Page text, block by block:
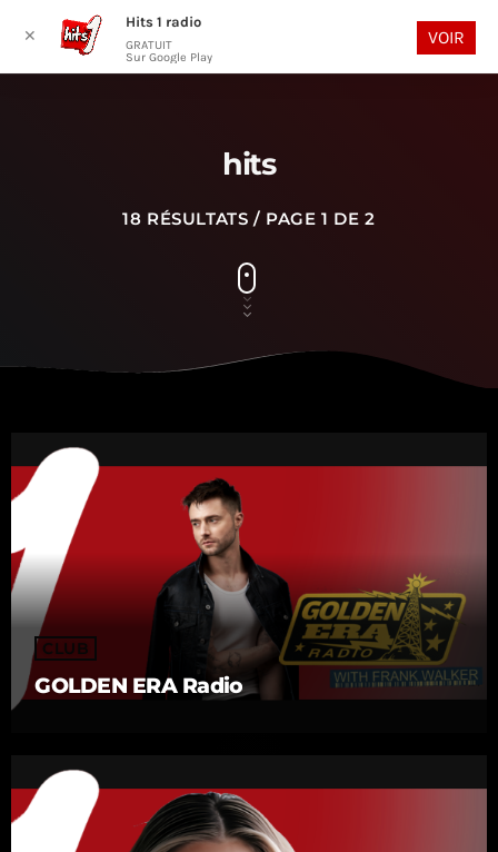
play_arrow
hits
18 RÉSULTATS / PAGE 1 DE 2
CLUB
GOLDEN ERA Radio
✕
Hits 1 radio
GRATUIT
Sur Google Play
VOIR